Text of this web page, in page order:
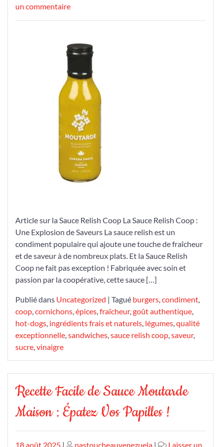
le
un commentairesur
Sauce
Relish
:
Une
Explosion
de
Saveurs
Artisanales
Article sur la Sauce Relish Coop La Sauce Relish Coop :
Une Explosion de Saveurs La sauce relish est un
condiment populaire qui ajoute une touche de fraîcheur
et de saveur à de nombreux plats. Et la Sauce Relish
Coop ne fait pas exception ! Fabriquée avec soin et
passion par la coopérative, cette sauce […]
Publié dans Uncategorized | Tagué burgers,condiment,
coop,cornichons,épices,fraîcheur,goût authentique,
hot-dogs, ingrédients frais et naturels, légumes,qualité
exceptionnelle,sandwiches,sauce relish coop,saveur,
sucre,vinaigre
Recette Facile de Sauce Moutarde
Maison : Épatez Vos Papilles !
Publié
18 août 2025 | Publié
pastoucheauvenezuela | Laisser un